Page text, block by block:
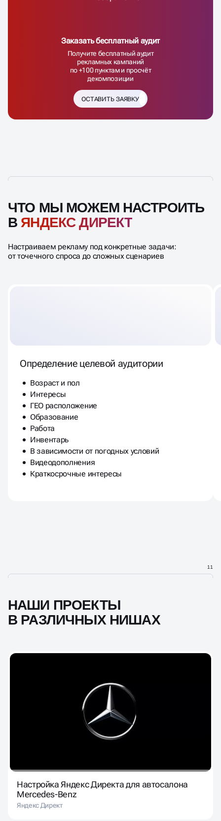
Заказать бесплатный аудит
Получите бесплатный аудит
рекламных кампаний
по +100 пунктам и просчёт
декомпозиции
ОСТАВИТЬ ЗАЯВКУ
ЧТО МЫ МОЖЕМ НАСТРОИТЬ
ВЯНДЕКС ДИРЕКТ
Настраиваем рекламу под конкретные задачи:
от точечного спроса до сложных сценариев
Определение целевой аудитории
Возраст и пол
Интересы
ГЕО расположение
Образование
Работа
Инвентарь
В зависимости от погодных условий
Видеодополнения
Краткосрочные интересы
11
НАШИ ПРОЕКТЫ
В РАЗЛИЧНЫХ НИШАХ
Настройка Яндекс Директа для автосалона
Mercedes-Benz
Яндекс Директ